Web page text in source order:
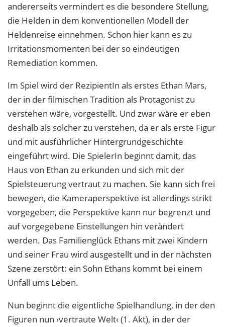
andererseits vermindert es die besondere Stellung,
die Helden in dem konventionellen Modell der
Heldenreise einnehmen. Schon hier kann es zu
Irritationsmomenten bei der so eindeutigen
Remediation kommen.
Im Spiel wird der RezipientIn als erstes Ethan Mars,
der in der filmischen Tradition als Protagonist zu
verstehen wäre, vorgestellt. Und zwar wäre er eben
deshalb als solcher zu verstehen, da er als erste Figur
und mit ausführlicher Hintergrundgeschichte
eingeführt wird. Die SpielerIn beginnt damit, das
Haus von Ethan zu erkunden und sich mit der
Spielsteuerung vertraut zu machen. Sie kann sich frei
bewegen, die Kameraperspektive ist allerdings strikt
vorgegeben, die Perspektive kann nur begrenzt und
auf vorgegebene Einstellungen hin verändert
werden. Das Familienglück Ethans mit zwei Kindern
und seiner Frau wird ausgestellt und in der nächsten
Szene zerstört: ein Sohn Ethans kommt bei einem
Unfall ums Leben.
Nun beginnt die eigentliche Spielhandlung, in der den
Figuren nun ›vertraute Welt‹ (1. Akt), in der der